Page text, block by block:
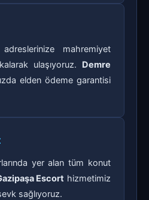
mahremiyet
ulaşıyoruz. Demre
elden ödeme garantisi
yer alan tüm konut
Escort hizmetimiz
sağlıyoruz.